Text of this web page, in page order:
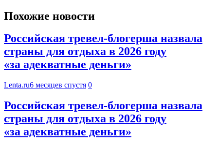
Похожие новости
Российская тревел-блогерша назвала
страны для отдыха в 2026 году
«за адекватные деньги»
Lenta.ru6 месяцев спустя 0
Российская тревел-блогерша назвала
страны для отдыха в 2026 году
«за адекватные деньги»